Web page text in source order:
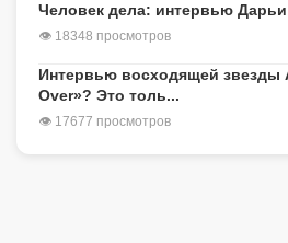
Человек дела: интервью
👁 18348 просмотров
Интервью восходящей звезды
Over»? Это толь...
👁 17677 просмотров